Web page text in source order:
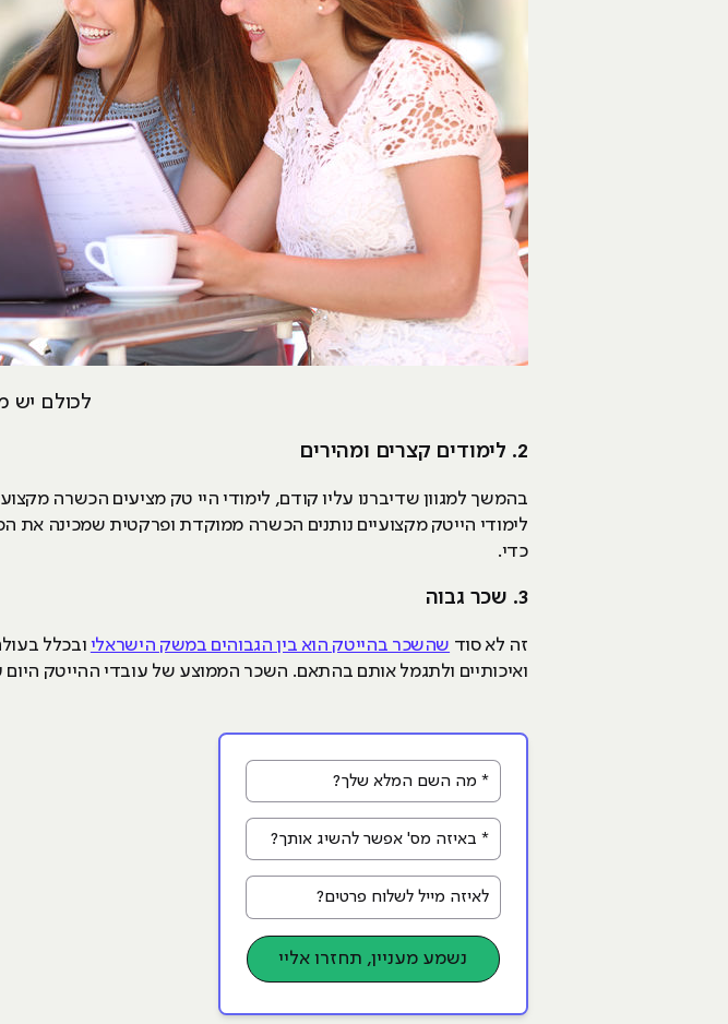
לכולם יש
2. לימודים קצרים ומהירים
לימודי הייטק מקצועיים נותנים הכשרה ממוקדת ופרקטית שמכינה את
כדי.
3. שכר גבוה
זה לא סוד שהשכר בהייטק הוא בין הגבוהים במשק הישראלי ובכלל
ואיכותיים ולתגמל אותם בהתאם. השכר הממוצע של עובדי ההייטק היום עומד על 18,000
* מה השם המלא שלך?
* באיזה מס' אפשר להשיג אותך?
לאיזה מייל לשלוח פרטים?
נשמע מעניין, תחזרו אליי